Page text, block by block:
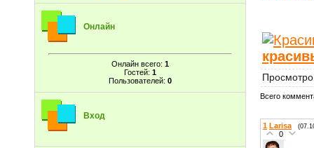
Онлайн
Онлайн всего: 1
Гостей: 1
Пользователей: 0
Вход
Всего
1 Larisa
0